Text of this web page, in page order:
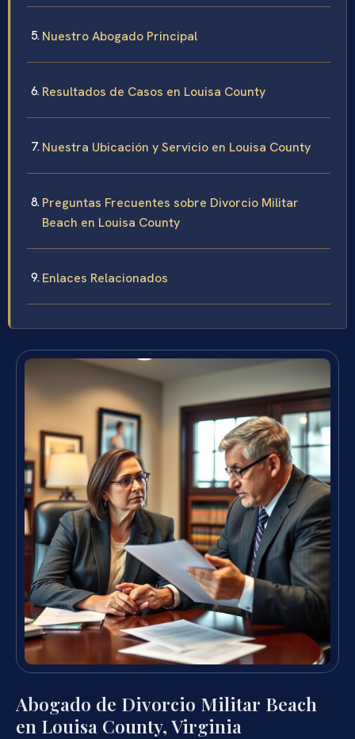
Nuestro Abogado Principal
Resultados de Casos en Louisa County
Nuestra Ubicación y Servicio en Louisa County
Preguntas Frecuentes sobre Divorcio Militar
Beach en Louisa County
Enlaces Relacionados
Abogado de Divorcio Militar Beach
en Louisa County, Virginia